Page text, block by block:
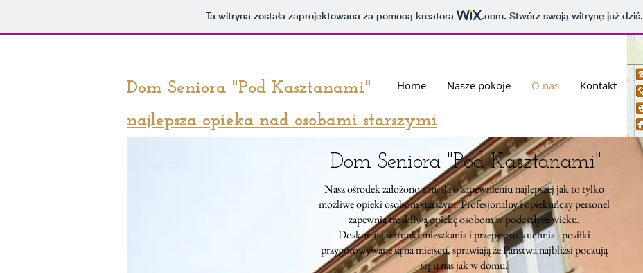
Ta witryna została zaprojektowana za pomocą kreatora .com. Stwórz swoją witrynę już dziś.
Dom Seniora "Pod Kasztanami" Home Nasze pokoje O nas Kontakt
najlepsza opieka nad osobami starszymi
Nasz ośrodek założono z myślą o zapewnieniu najlepszej jak to tylko
możliwe opieki osobom starszym. Profesjonalny i opiekuńczy personel
zapewnia troskliwą opiekę osobom w podeszłym wieku.
Doskonałe warunki mieszkania i przepyszna kuchnia - posiłki
przygotowywane są na miejscu, sprawiają że Państwa najbliżsi poczują
się u nas jak w domu.
Dom Seniora "Pod Kasztanami"